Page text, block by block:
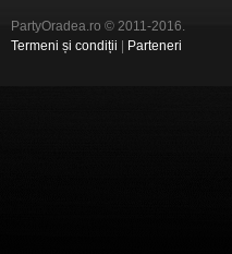
PartyOradea.ro © 2011-2016.
Termeni și condiții
Parteneri